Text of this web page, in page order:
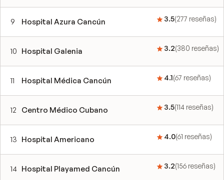
9 Hospital Azura Cancún 3.5(277 reseñas)
10 Hospital Galenia 3.2(380 reseñas)
11 Hospital Médica Cancún 4.1(67 reseñas)
12 Centro Médico Cubano 3.5(114 reseñas)
13 Hospital Americano 4.0(61 reseñas)
14 Hospital Playamed Cancún 3.2(156 reseñas)